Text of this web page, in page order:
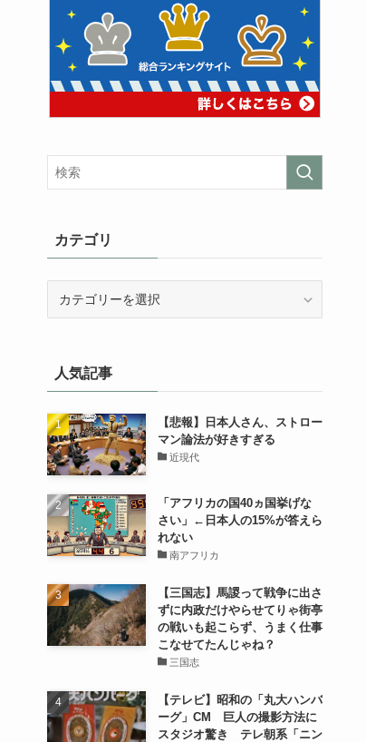
カテゴリ
人気記事
【悲報】日本人さん、ストロー
マン論法が好きすぎる
近現代
「アフリカの国40ヵ国挙げな
さい」←日本人の15%が答えら
れない
南アフリカ
【三国志】馬謖って戦争に出さ
ずに内政だけやらせてりゃ街亭
の戦いも起こらず、うまく仕事
こなせてたんじゃね？
三国志
【テレビ】昭和の「丸大ハンバ
ーグ」CM 巨人の撮影方法に
スタジオ驚き テレ朝系「ニン